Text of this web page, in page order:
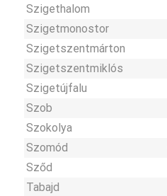
Szigethalom
Szigetmonostor
Szigetszentmárton
Szigetszentmiklós
Szigetújfalu
Szob
Szokolya
Szomód
Sződ
Tabajd